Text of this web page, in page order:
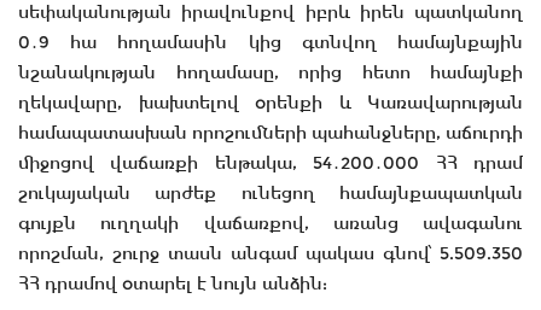
սեփականության իրավունքով իբրև իրեն պատկանող
0․9 հա հողամասին կից գտնվող համայնքային
նշանակության հողամասը, որից հետո համայնքի
ղեկավարը, խախտելով օրենքի և Կառավարության
համապատասխան որոշումների պահանջները, աճուրդի
միջոցով վաճառքի ենթակա, 54․200․000 ՀՀ դրամ
շուկայական արժեք ունեցող համայնքապատկան
գույքն ուղղակի վաճառքով, առանց ավագանու
որոշման, շուրջ տասն անգամ պակաս գնով՝ 5.509.350
ՀՀ դրամով օտարել է նույն անձին: